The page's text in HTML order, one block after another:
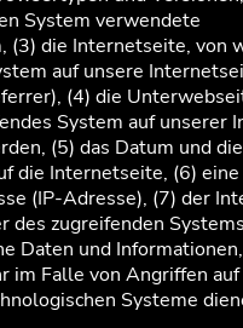
System verwendete
(3) die Internetseite, von
auf unsere
(4) die
System auf unserer
(5) das Datum und
die Internetseite, (6)
(IP-Adresse), (7) der
des zugreifenden
Daten und
im Falle von Angriffen
Systeme